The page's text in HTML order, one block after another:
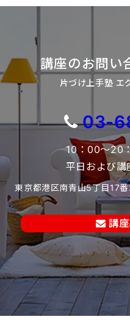
講座のお問い
片づけ上手塾 エ
03-
10：00～20
平日および講
東京都港区南青山5丁目17
講